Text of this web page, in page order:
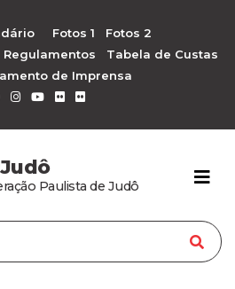
Fotos 1
Fotos 2
Regulamentos
Tabela de Custas
de Imprensa
Paulista de Judô